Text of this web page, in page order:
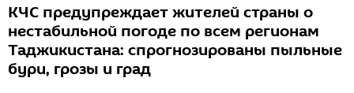
КЧС предупреждает жителей страны о
нестабильной погоде по всем регионам
Таджикистана: спрогнозированы пыльные
бури, грозы и град